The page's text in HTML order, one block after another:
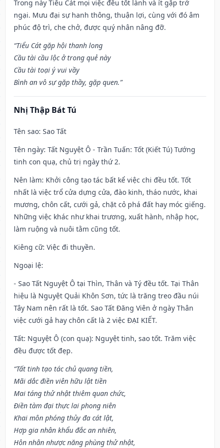
Trong này Tiểu Cát mọi việc đều tốt lành và ít gặp trở
ngại. Mưu đại sự hanh thông, thuận lợi, cùng với đó âm
phúc độ trì, che chở, được quý nhân nâng đỡ.
“Tiểu Cát gặp hội thanh long
Cầu tài cầu lộc ở trong quẻ này
Cầu tài toại ý vui vầy
Bình an vô sự gặp thầy, gặp quen.”
Nhị Thập Bát Tú
Tên sao: Sao Tất
Tên ngày: Tất Nguyệt Ô - Trần Tuấn: Tốt (Kiết Tú) Tướng
tinh con quạ, chủ trị ngày thứ 2.
Nên làm: Khởi công tạo tác bất kể việc chi đều tốt. Tốt
nhất là việc trổ cửa dựng cửa, đào kinh, tháo nước, khai
mương, chôn cất, cưới gả, chặt cỏ phá đất hay móc giếng.
Những việc khác như khai trương, xuất hành, nhập học,
làm ruộng và nuôi tằm cũng tốt.
Kiêng cữ: Việc đi thuyền.
Ngoại lệ:
- Sao Tất Nguyệt Ô tại Thìn, Thân và Tý đều tốt. Tại Thân
hiệu là Nguyệt Quải Khôn Sơn, tức là trăng treo đầu núi
Tây Nam nên rất là tốt. Sao Tất Đăng Viên ở ngày Thân
việc cưới gả hay chôn cất là 2 việc ĐẠI KIẾT.
Tất: Nguyệt Ô (con quạ): Nguyệt tinh, sao tốt. Trăm việc
đều được tốt đẹp.
“Tất tinh tạo tác chủ quang tiền,
Mãi dắc điền viên hữu lật tiền
Mai táng thử nhật thiêm quan chức,
Điền tàm đại thực lai phong niên
Khai môn phóng thủy đa cát lật,
Hợp gia nhân khẩu đắc an nhiên,
Hôn nhân nhược năng phùng thử nhật,